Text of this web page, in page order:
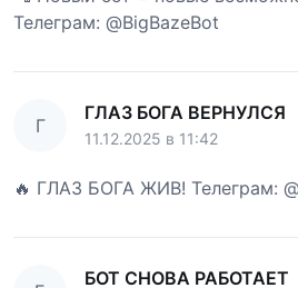
Телеграм: @BigBazeBot
Г
ГЛАЗ БОГА ВЕРНУЛСЯ
11.12.2025 в 11:42
🔥 ГЛАЗ БОГА ЖИВ! Телеграм:
БОТ СНОВА РАБОТАЕТ